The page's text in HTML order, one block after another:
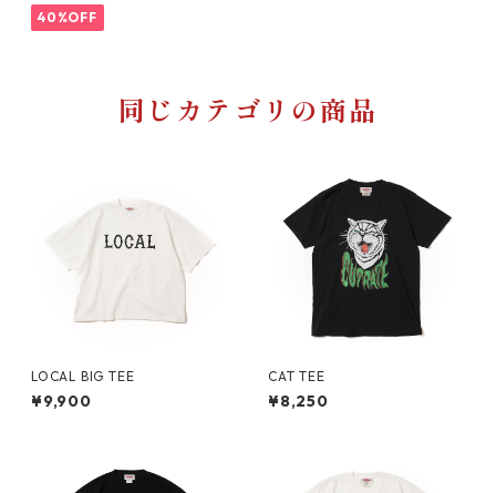
40%OFF
同じカテゴリの商品
LOCAL BIG TEE
¥9,900
CAT TEE
¥8,250